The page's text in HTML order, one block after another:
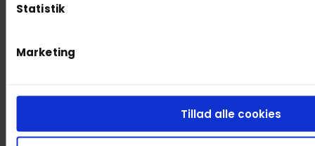
Statistik
Marketing
Tillad alle cookies